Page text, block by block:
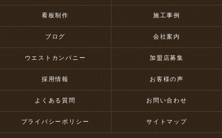
看板制作 施工事例
ブログ 会社案内
ウエストカンパニー 加盟店募集
採用情報 お客様の声
よくある質問 お問い合わせ
プライバシーポリシー サイトマップ